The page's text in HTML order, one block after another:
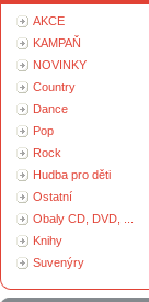
AKCE
KAMPAŇ
NOVINKY
Country
Dance
Pop
Rock
Hudba pro děti
Ostatní
Obaly CD, DVD, ...
Knihy
Suvenýry